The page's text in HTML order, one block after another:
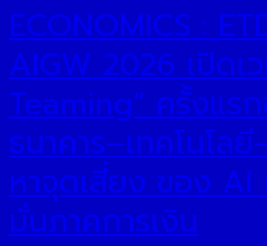
ECONOMICS :
AIGW 2026 เปิดเ
Teaming” ครั้งแร
ธนาคาร–เทคโนโล
หาจุดเสี่ยง ของ AI
มั่นภาคการเงิน